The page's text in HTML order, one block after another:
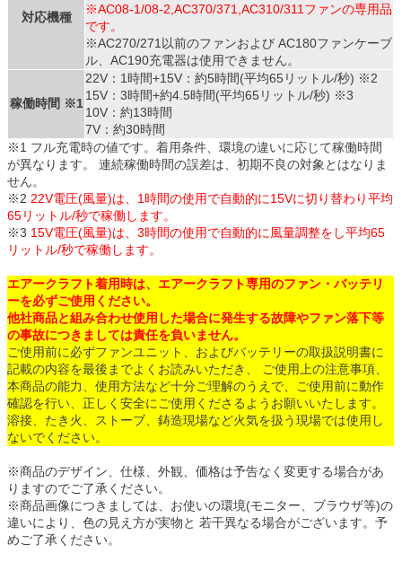
対応機種
※AC08-1/08-2,AC370/371,AC310/311ファンの専用品
です。
※AC270/271以前のファンおよび AC180ファンケーブ
ル、AC190充電器は使用できません。
稼働時間 ※1
22V：1時間+15V：約5時間(平均65リットル/秒) ※2
15V：3時間+約4.5時間(平均65リットル/秒) ※3
10V：約13時間
7V：約30時間
※1 フル充電時の値です。着用条件、環境の違いに応じて稼働時間
が異なります。 連続稼働時間の誤差は、初期不良の対象とはなりま
せん。
※2 22V電圧(風量)は、1時間の使用で自動的に15Vに切り替わり平均
65リットル/秒で稼働します。
※3 15V電圧(風量)は、3時間の使用で自動的に風量調整をし平均65
リットル/秒で稼働します。
エアークラフト着用時は、エアークラフト専用のファン・バッテリ
ーを必ずご使用ください。
他社商品と組み合わせ使用した場合に発生する故障やファン落下等
の事故につきましては責任を負いません。
ご使用前に必ずファンユニット、およびバッテリーの取扱説明書に
記載の内容を最後までよくお読みいただき、 ご使用上の注意事項、
本商品の能力、使用方法など十分ご理解のうえで、ご使用前に動作
確認を行い、正しく安全にご使用くださるようお願いいたします。
溶接、たき火、ストーブ、鋳造現場など火気を扱う現場では使用し
ないでください。
※商品のデザイン、仕様、外観、価格は予告なく変更する場合があ
りますのでご了承ください。
※商品画像につきましては、お使いの環境(モニター、ブラウザ等)の
違いにより、色の見え方が実物と 若干異なる場合がございます。予
めご了承ください。